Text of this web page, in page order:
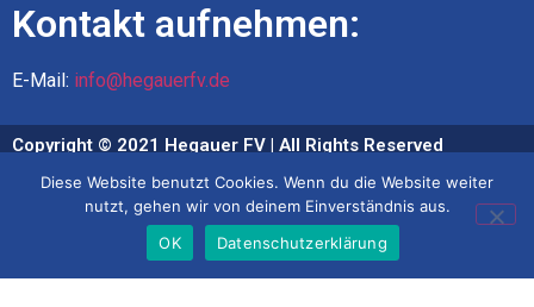
Kontakt aufnehmen:
E-Mail: info@hegauerfv.de
Copyright © 2021 Hegauer FV | All Rights Reserved
Impressum
Datenschutz
Diese Website benutzt Cookies. Wenn du die Website weiter
nutzt, gehen wir von deinem Einverständnis aus.
OK
Datenschutzerklärung